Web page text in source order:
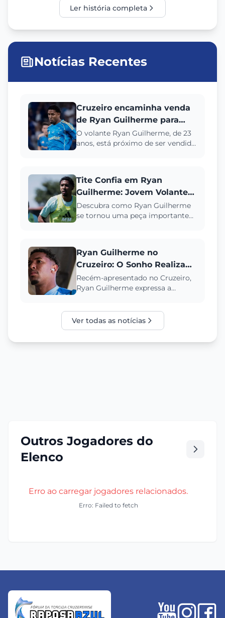
Ler história completa
Notícias Recentes
Cruzeiro encaminha venda
de Ryan Guilherme para
Portugal; detalhes da
negociação
O volante Ryan Guilherme, de 23
anos, está próximo de ser vendido
Tite Confia em Ryan
Guilherme: Jovem Volante
Ganha Espaço no Cruzeiro
para 2026
Descubra como Ryan Guilherme
se tornou uma peça importante
Ryan Guilherme no
Cruzeiro: O Sonho Realizado
e a Disputa por Posição
Recém-apresentado no Cruzeiro,
Ryan Guilherme expressa a
conquista...
Ver todas as notícias
Outros Jogadores do
Elenco
Erro ao carregar jogadores relacionados.
Erro: Failed to fetch